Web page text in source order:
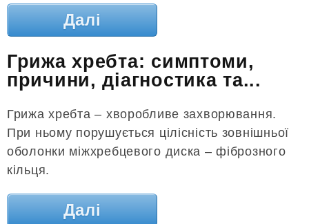
Далі
Грижа хребта: симптоми,
причини, діагностика та...
Грижа хребта – хворобливе захворювання.
При ньому порушується цілісність зовнішньої
оболонки міжхребцевого диска – фіброзного
кільця.
Далі